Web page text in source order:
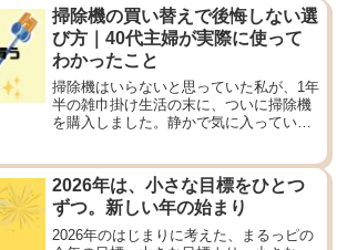
掃除機の買い替えで後悔しない選
び方｜40代主婦が実際に使って
わかったこと
掃除機はいらないと思っていた私が、1年
半の雑巾掛け生活の末に、ついに掃除機
を購入しました。静かで気に入っていた
2026年は、小さな目標をひとつ
ずつ。新しい年の始まり
2026年のはじまりに考えた、まるっピの